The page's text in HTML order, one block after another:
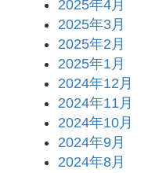
2025年4月
2025年3月
2025年2月
2025年1月
2024年12月
2024年11月
2024年10月
2024年9月
2024年8月